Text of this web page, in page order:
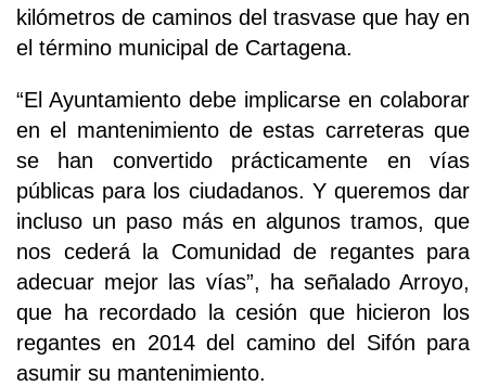
kilómetros de caminos del trasvase que hay en
el término municipal de Cartagena.
“El Ayuntamiento debe implicarse en colaborar
en el mantenimiento de estas carreteras que
se han convertido prácticamente en vías
públicas para los ciudadanos. Y queremos dar
incluso un paso más en algunos tramos, que
nos cederá la Comunidad de regantes para
adecuar mejor las vías”, ha señalado Arroyo,
que ha recordado la cesión que hicieron los
regantes en 2014 del camino del Sifón para
asumir su mantenimiento.